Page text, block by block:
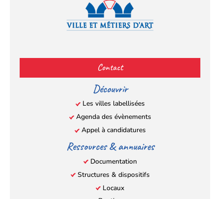
(s’ouvre
dans
un
nouvel
onglet)
(s’ouvre
dans
un
nouvel
onglet)
(s’ouvre
dans
un
nouvel
onglet)
(s’ouvre
un
nouvel
onglet)
Contact
Découvrir
Les villes labellisées
Agenda des évènements
Appel à candidatures
Ressources & annuaires
Documentation
Structures & dispositifs
Locaux